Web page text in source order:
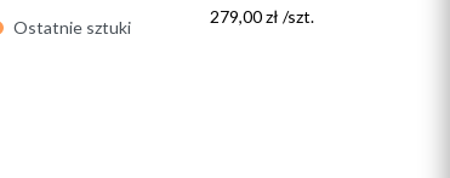
Ostatnie sztuki
279,00 zł /szt.